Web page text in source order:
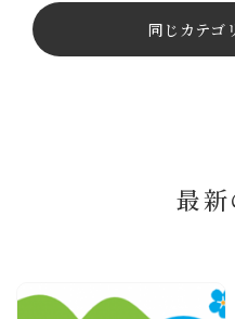
同じカテゴ
最